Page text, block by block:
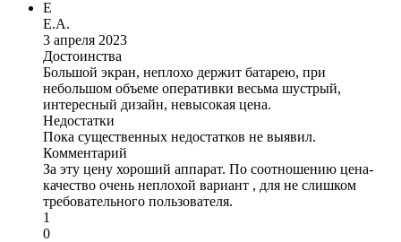
Е
Е.А.
3 апреля 2023
Достоинства
Большой экран, неплохо держит батарею, при
небольшом объеме оперативки весьма шустрый,
интересный дизайн, невысокая цена.
Недостатки
Пока существенных недостатков не выявил.
Комментарий
За эту цену хороший аппарат. По соотношению цена-
качество очень неплохой вариант , для не слишком
требовательного пользователя.
1
0